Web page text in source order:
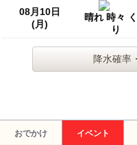
08月10日
(月)
晴れ 時々
り
降水確率
おでかけ イベント